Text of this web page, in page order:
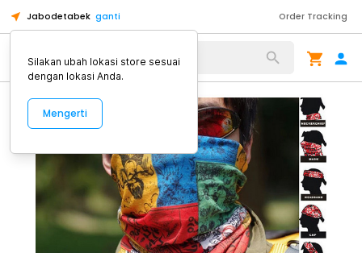
Jabodetabek ganti Order Tracking
Alat Kopi
Silakan ubah lokasi store sesuai
dengan lokasi Anda.
Mengerti